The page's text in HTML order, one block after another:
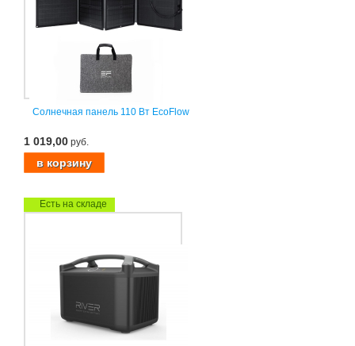
Солнечная панель 110 Вт EcoFlow
1 019,00 руб.
Есть на складе